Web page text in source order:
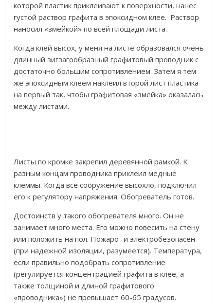
которой пластик приклеивают к поверхности, нанес
густой раствор графита в эпоксидном клее. Раствор
наносил «змейкой» по всей площади листа.
Когда клей высох, у меня на листе образовался очень
длинный зигзагообразный графитовый проводник с
достаточно большим сопротивлением. Затем я тем
же эпоксидным клеем наклеил второй лист пластика
на первый так, чтобы графитовая «змейка» оказалась
между листами.
Листы по кромке закрепил деревянной рамкой. К
разным концам проводника приклеил медные
клеммы. Когда все сооружение высохло, подключил
его к регулятору напряжения. Обогреватель готов.
Достоинств у такого обогревателя много. Он не
занимает много места. Его можно повесить на стену
или положить на пол. Пожаро- и электробезопасен
(при надежной изоляции, разумеется). Температура,
если правильно подобрать сопротивление
(регулируется концентрацией графита в клее, а
также толщиной и длиной графитового
«проводника») не превышает 60-65 градусов.